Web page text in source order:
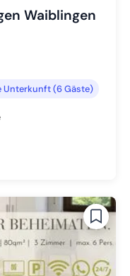
Waiblingen
Unterkunft (6 Gäste)